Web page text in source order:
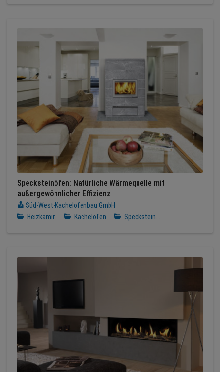
Specksteinöfen: Natürliche Wärmequelle mit
außergewöhnlicher Effizienz
Süd-West-Kachelofenbau GmbH
Heizkamin
Kachelofen Speckstein...